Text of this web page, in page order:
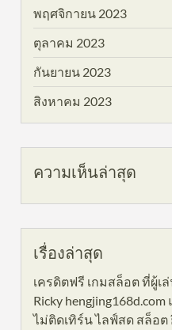
พฤศจิกายน 2023
ตุลาคม 2023
กันยายน 2023
สิงหาคม 2023
ความเห็นล่าสุด
เรื่องล่าสุด
เครดิตฟรี เกมสล็อต ที่ผู้เ
Ricky
ไม่ติดเทิร์น ไลฟ์สด สล็อต